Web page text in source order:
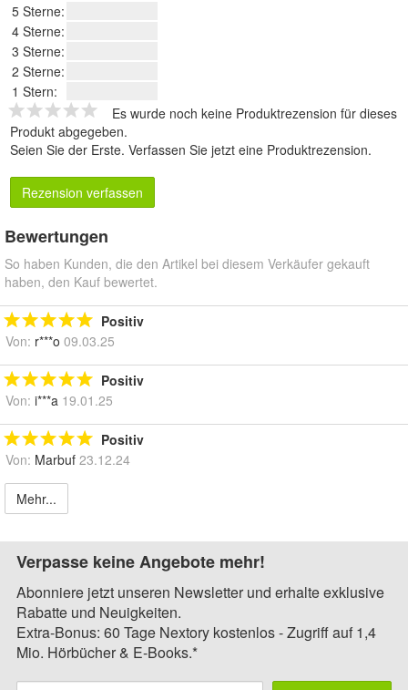
5 Sterne:
4 Sterne:
3 Sterne:
2 Sterne:
1 Stern:
Es wurde noch keine Produktrezension für dieses
Produkt abgegeben.
Seien Sie der Erste. Verfassen Sie jetzt eine Produktrezension.
Rezension verfassen
Bewertungen
So haben Kunden, die den Artikel bei diesem Verkäufer gekauft
haben, den Kauf bewertet.
Positiv
Von: r***o 09.03.25
Positiv
Von: i***a 19.01.25
Positiv
Von: Marbuf 23.12.24
Mehr...
Verpasse keine Angebote mehr!
Abonniere jetzt unseren Newsletter und erhalte exklusive
Rabatte und Neuigkeiten.
Extra-Bonus: 60 Tage Nextory kostenlos - Zugriff auf 1,4
Mio. Hörbücher & E-Books.*